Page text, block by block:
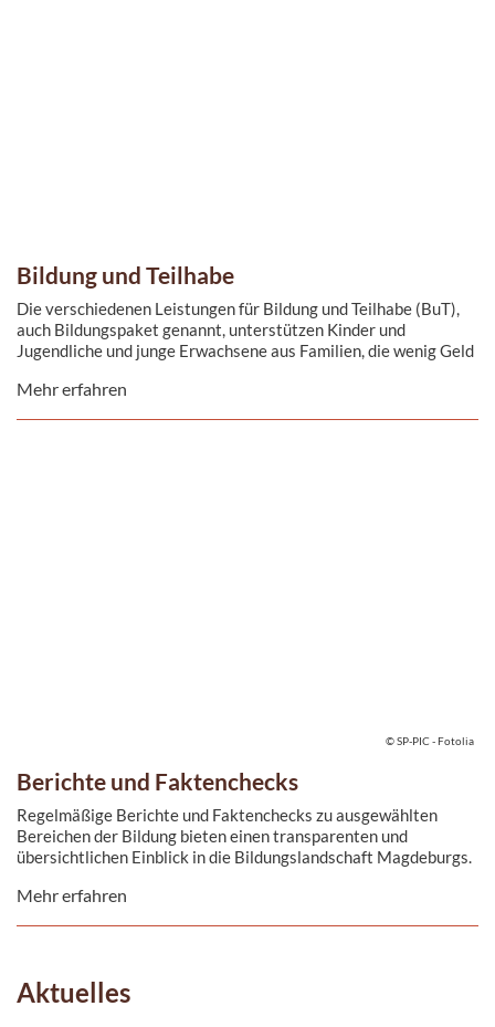
Bildung und Teilhabe
Die verschiedenen Leistungen für Bildung und Teilhabe (BuT),
auch Bildungspaket genannt, unterstützen Kinder und
Jugendliche und junge Erwachsene aus Familien, die wenig Geld
Mehr erfahren
Berichte und Faktenchecks
Regelmäßige Berichte und Faktenchecks zu ausgewählten
Bereichen der Bildung bieten einen transparenten und
übersichtlichen Einblick in die Bildungslandschaft Magdeburgs.
Mehr erfahren
© SP-PIC - Fotolia
Aktuelles